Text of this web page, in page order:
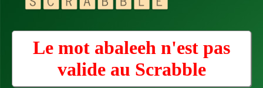
Le mot abaleeh n'est pas
valide au Scrabble